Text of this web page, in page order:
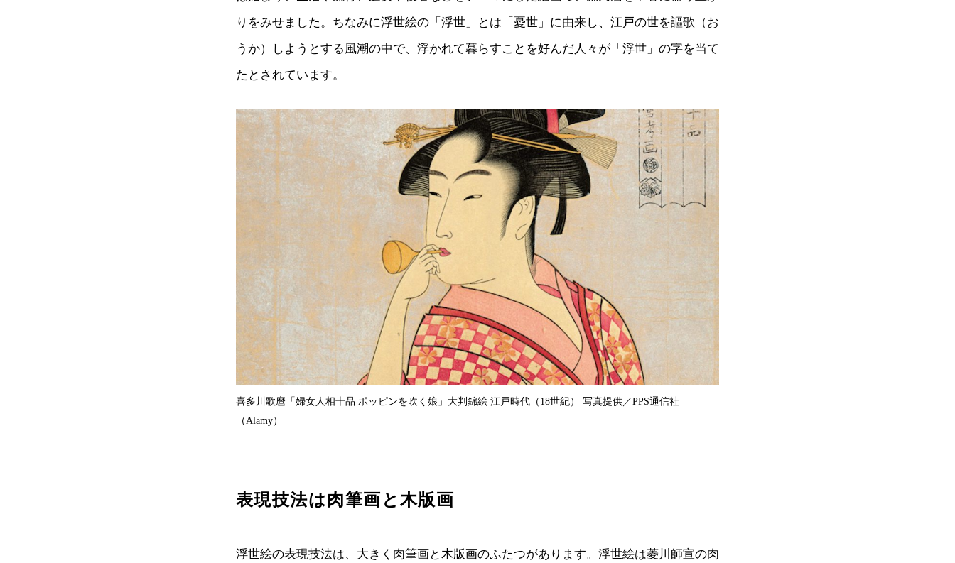
りをみせました。ちなみに浮世絵の「浮世」とは「憂世」に由来し、江戸の世を謳歌（お
うか）しようとする風潮の中で、浮かれて暮らすことを好んだ人々が「浮世」の字を当て
たとされています。
喜多川歌麿「婦女人相十品 ポッピンを吹く娘」大判錦絵 江戸時代（18世紀） 写真提供／PPS通信社
（Alamy）
表現技法は肉筆画と木版画
浮世絵の表現技法は、大きく肉筆画と木版画のふたつがあります。浮世絵は菱川師宣の肉